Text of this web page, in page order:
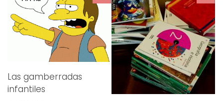
Las gamberradas
infantiles